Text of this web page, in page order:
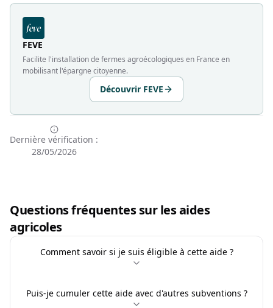
FEVE
Facilite l'installation de fermes agroécologiques en France en
mobilisant l'épargne citoyenne.
Découvrir FEVE
Dernière vérification :
28/05/2026
Questions fréquentes sur les aides
agricoles
Comment savoir si je suis éligible à cette aide ?
Puis-je cumuler cette aide avec d'autres subventions ?